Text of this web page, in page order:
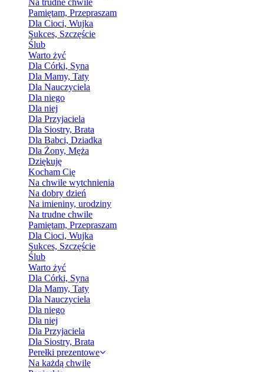
Na trudne chwile
Pamiętam, Przepraszam
Dla Cioci, Wujka
Sukces, Szczęście
Ślub
Warto żyć
Dla Córki, Syna
Dla Mamy, Taty
Dla Nauczyciela
Dla niego
Dla niej
Dla Przyjaciela
Dla Siostry, Brata
Dla Babci, Dziadka
Dla Żony, Męża
Dziękuję
Kocham Cię
Na chwile wytchnienia
Na dobry dzień
Na imieniny, urodziny
Na trudne chwile
Pamiętam, Przepraszam
Dla Cioci, Wujka
Sukces, Szczęście
Ślub
Warto żyć
Dla Córki, Syna
Dla Mamy, Taty
Dla Nauczyciela
Dla niego
Dla niej
Dla Przyjaciela
Dla Siostry, Brata
Perełki prezentowe
Na każdą chwilę